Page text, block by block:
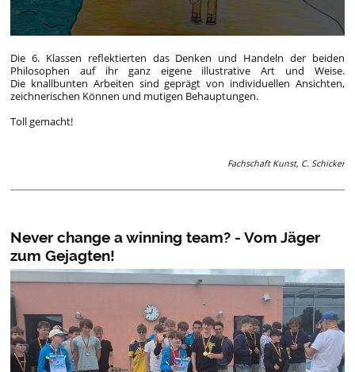
Die 6. Klassen reflektierten das Denken und Handeln der beiden
Philosophen auf ihr ganz eigene illustrative Art und Weise.
Die knallbunten Arbeiten sind geprägt von individuellen Ansichten,
zeichnerischen Können und mutigen Behauptungen.
Toll gemacht!
Fachschaft Kunst, C. Schicker
Never change a winning team? - Vom Jäger
zum Gejagten!